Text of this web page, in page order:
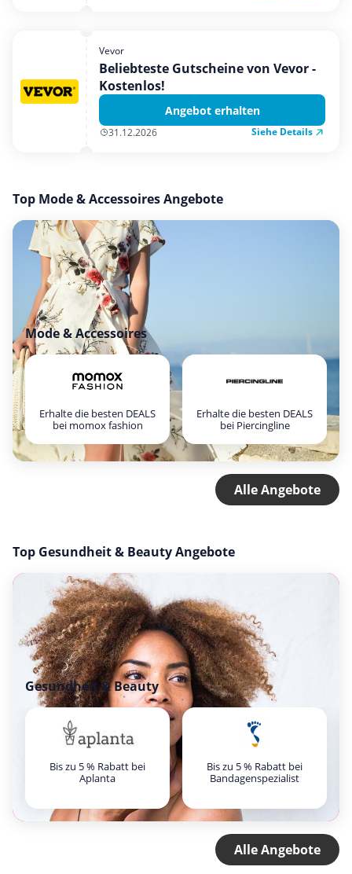
Vevor
Beliebteste Gutscheine von Vevor -
Kostenlos!
Angebot erhalten
31.12.2026 Siehe Details
Top Mode & Accessoires Angebote
Mode & Accessoires
Erhalte die besten DEALS
bei momox fashion
Erhalte die besten DEALS
bei Piercingline
Alle Angebote
Top Gesundheit & Beauty Angebote
Gesundheit & Beauty
Bis zu 5 % Rabatt bei
Aplanta
Bis zu 5 % Rabatt bei
Bandagenspezialist
Alle Angebote